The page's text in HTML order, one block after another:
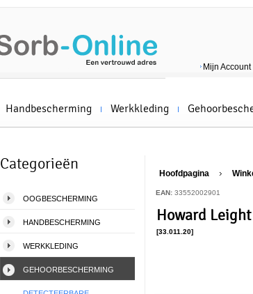
Mijn Account
Handbescherming Werkkleding
Categorieën
OOGBESCHERMING
HANDBESCHERMING
WERKKLEDING
GEHOORBESCHERMING
Hoofdpagina
EAN: 33552002901
Howard
[33.011.20]